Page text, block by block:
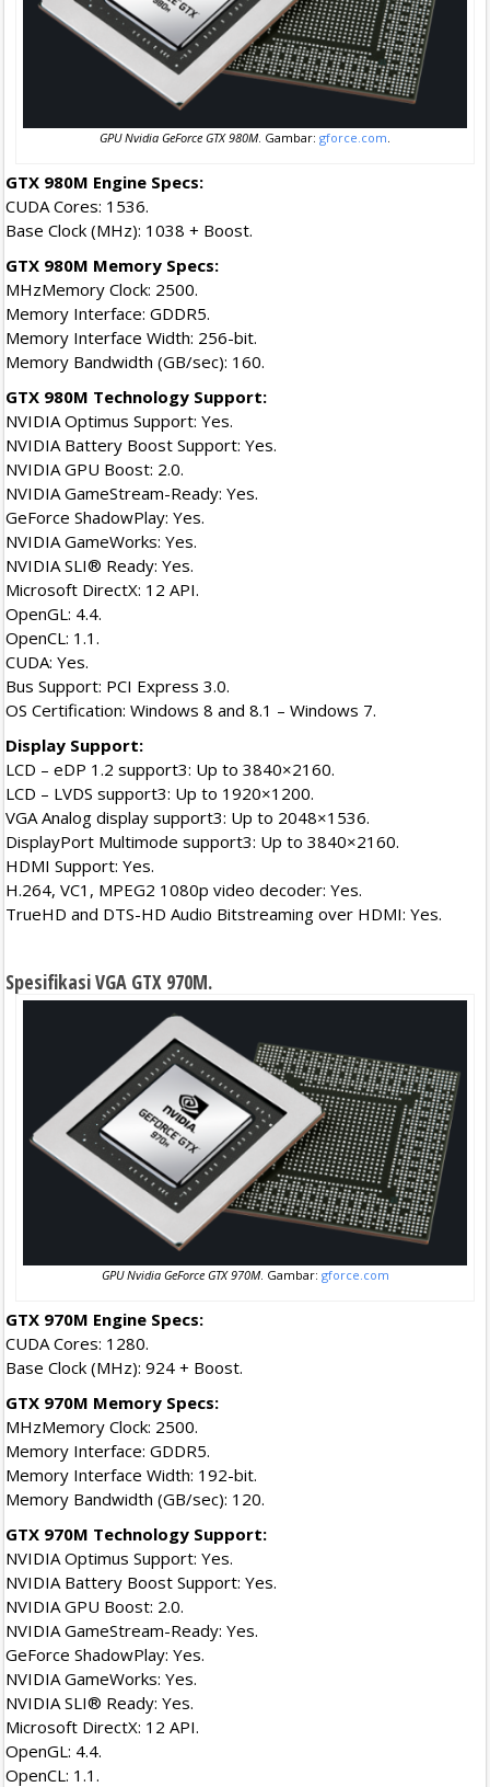
GPU Nvidia GeForce GTX 980M. Gambar: gforce.com.
GTX 980M Engine Specs:
CUDA Cores: 1536.
Base Clock (MHz): 1038 + Boost.
GTX 980M Memory Specs:
MHzMemory Clock: 2500.
Memory Interface: GDDR5.
Memory Interface Width: 256-bit.
Memory Bandwidth (GB/sec): 160.
GTX 980M Technology Support:
NVIDIA Optimus Support: Yes.
NVIDIA Battery Boost Support: Yes.
NVIDIA GPU Boost: 2.0.
NVIDIA GameStream-Ready: Yes.
GeForce ShadowPlay: Yes.
NVIDIA GameWorks: Yes.
NVIDIA SLI® Ready: Yes.
Microsoft DirectX: 12 API.
OpenGL: 4.4.
OpenCL: 1.1.
CUDA: Yes.
Bus Support: PCI Express 3.0.
OS Certification: Windows 8 and 8.1 – Windows 7.
Display Support:
LCD – eDP 1.2 support3: Up to 3840×2160.
LCD – LVDS support3: Up to 1920×1200.
VGA Analog display support3: Up to 2048×1536.
DisplayPort Multimode support3: Up to 3840×2160.
HDMI Support: Yes.
H.264, VC1, MPEG2 1080p video decoder: Yes.
TrueHD and DTS-HD Audio Bitstreaming over HDMI: Yes.
Spesifikasi VGA GTX 970M.
GPU Nvidia GeForce GTX 970M. Gambar: gforce.com
GTX 970M Engine Specs:
CUDA Cores: 1280.
Base Clock (MHz): 924 + Boost.
GTX 970M Memory Specs:
MHzMemory Clock: 2500.
Memory Interface: GDDR5.
Memory Interface Width: 192-bit.
Memory Bandwidth (GB/sec): 120.
GTX 970M Technology Support:
NVIDIA Optimus Support: Yes.
NVIDIA Battery Boost Support: Yes.
NVIDIA GPU Boost: 2.0.
NVIDIA GameStream-Ready: Yes.
GeForce ShadowPlay: Yes.
NVIDIA GameWorks: Yes.
NVIDIA SLI® Ready: Yes.
Microsoft DirectX: 12 API.
OpenGL: 4.4.
OpenCL: 1.1.